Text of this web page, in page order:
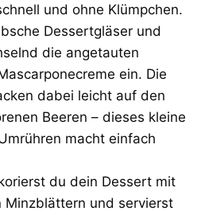
und ohne Klümpchen.
Dessertgläser und
die angetauten
ein. Die
dabei leicht auf den
Beeren – dieses kleine
macht einfach
du dein Dessert mit
Minzblättern und servierst